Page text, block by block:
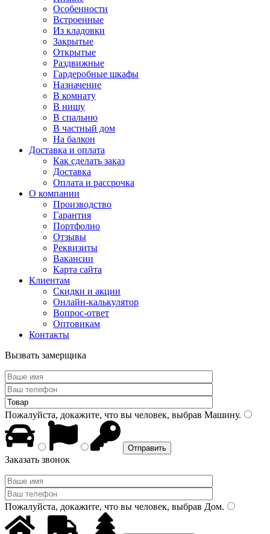
Особенности
Встроенные
Из кладовки
Закрытые
Открытые
Раздвижные
Гардеробные шкафы
Назначение
В комнату
В нишу
В спальню
В частный дом
На балкон
Доставка и оплата
Как сделать заказ
Доставка
Оплата и рассрочка
О компании
Производство
Гарантия
Портфолио
Отзывы
Реквизиты
Вакансии
Карта сайта
Клиентам
Скидки и акции
Онлайн-калькулятор
Вопрос-ответ
Оптовикам
Контакты
Вызвать замерщика
Пожалуйста, докажите, что вы человек, выбрав Машину.
Заказать звонок
Пожалуйста, докажите, что вы человек, выбрав Дом.